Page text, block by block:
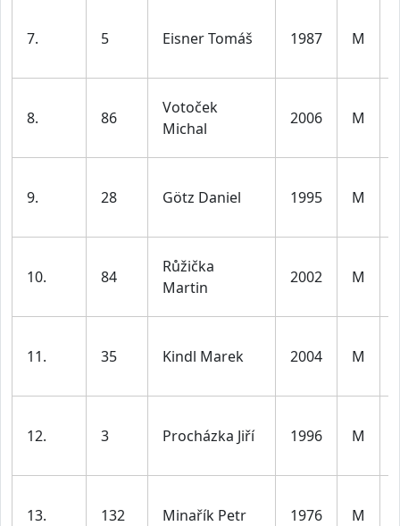
7. 5 Eisner Tomáš 1987 M
8. 86
Votoček
Michal
2006 M
9. 28 Götz Daniel 1995 M
10. 84
Růžička
Martin
2002 M
11. 35 Kindl Marek 2004 M
12. 3 Procházka Jiří 1996 M
13. 132 Minařík Petr 1976 M